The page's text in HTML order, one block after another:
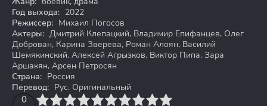
Год выхода: 2022
Режиссер: Михаил Погосов
Актеры: Дмитрий Клепацкий, Владимир Епифанцев, Олег
Доброван, Карина Зверева, Роман Алоян, Василий
Шемякинский, Алексей Агрызков, Виктор Пипа, Зара
Аршакян, Арсен Петросян
Страна: Россия
Перевод: Рус. Оригинальный
0
4 6 7 8 9 10